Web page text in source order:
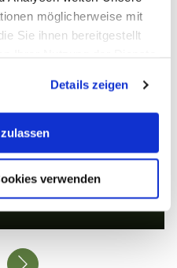
möglicherweise mit
Sie ihnen bereitgestellt
weiterhin nutzen.
Details zeigen
verwenden